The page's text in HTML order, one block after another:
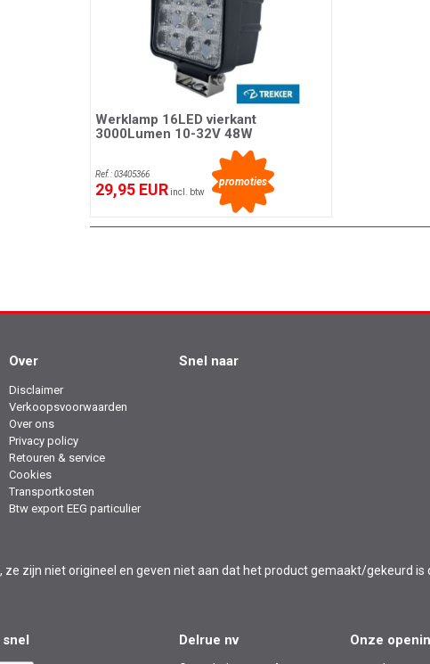
promoties
Werklamp 16LED vierkant
3000Lumen 10-32V 48W
Ref.: 03405366
29,95 EURincl. btw
Over
Disclaimer
Verkoopsvoorwaarden
Over ons
Privacy policy
Retouren & service
Cookies
Transportkosten
Btw export EEG particulier
Snel naar
ze zijn niet origineel en geven niet aan dat het product gemaakt/gekeurd
Delrue nv Onze